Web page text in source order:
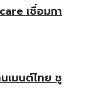
เชื่อมกา
นเมนต์ไทย ชู